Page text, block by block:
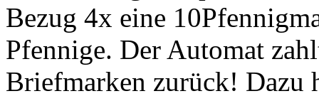
Bezug 4x eine
Pfennige. Der Automat
Briefmarken zurück!